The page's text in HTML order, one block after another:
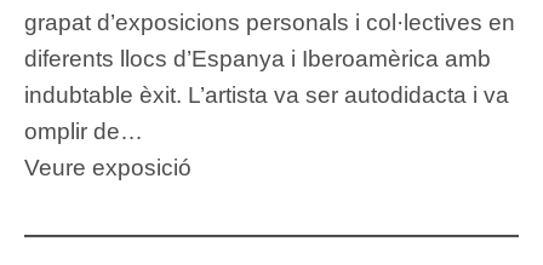
grapat d’exposicions personals i col·lectives en
diferents llocs d’Espanya i Iberoamèrica amb
indubtable èxit. L’artista va ser autodidacta i va
omplir de…
Veure exposició